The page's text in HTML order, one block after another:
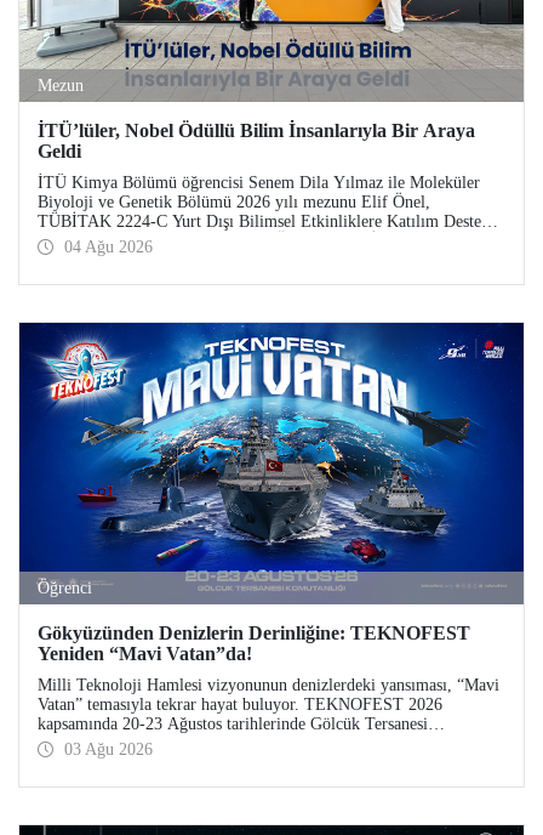
Mezun
İTÜ’lüler, Nobel Ödüllü Bilim İnsanlarıyla Bir Araya
Geldi
İTÜ Kimya Bölümü öğrencisi Senem Dila Yılmaz ile Moleküler
Biyoloji ve Genetik Bölümü 2026 yılı mezunu Elif Önel,
TÜBİTAK 2224-C Yurt Dışı Bilimsel Etkinliklere Katılım Desteği
kapsamında 75’inci Lindau Nobel Ödüllü Bilim İnsanları
Toplantısı’na katıldı.
04 Ağu 2026
Öğrenci
Gökyüzünden Denizlerin Derinliğine: TEKNOFEST
Yeniden “Mavi Vatan”da!
Milli Teknoloji Hamlesi vizyonunun denizlerdeki yansıması, “Mavi
Vatan” temasıyla tekrar hayat buluyor. TEKNOFEST 2026
kapsamında 20-23 Ağustos tarihlerinde Gölcük Tersanesi
Komutanlığı’nda düzenlenecek TEKNOFEST Mavi Vatan,
denizcilik ve su altı teknolojilerinin ön plana çıkacağı özel bir
03 Ağu 2026